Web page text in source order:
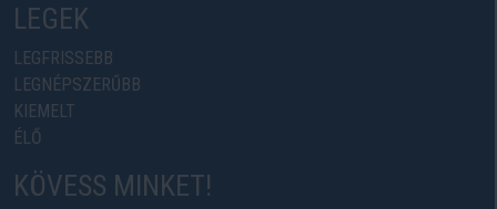
LEGEK
LEGFRISSEBB
LEGNÉPSZERŰBB
KIEMELT
ÉLŐ
KÖVESS MINKET!